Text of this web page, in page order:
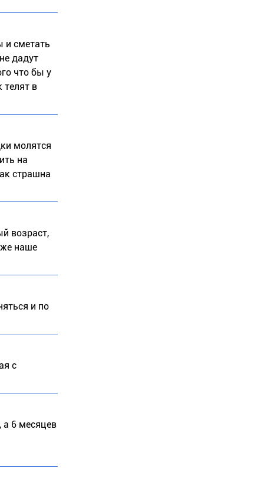
и сметать
дадут
что бы у
телят в
молятся
на
страшна
возраст,
же наше
и по
с
а 6 месяцев